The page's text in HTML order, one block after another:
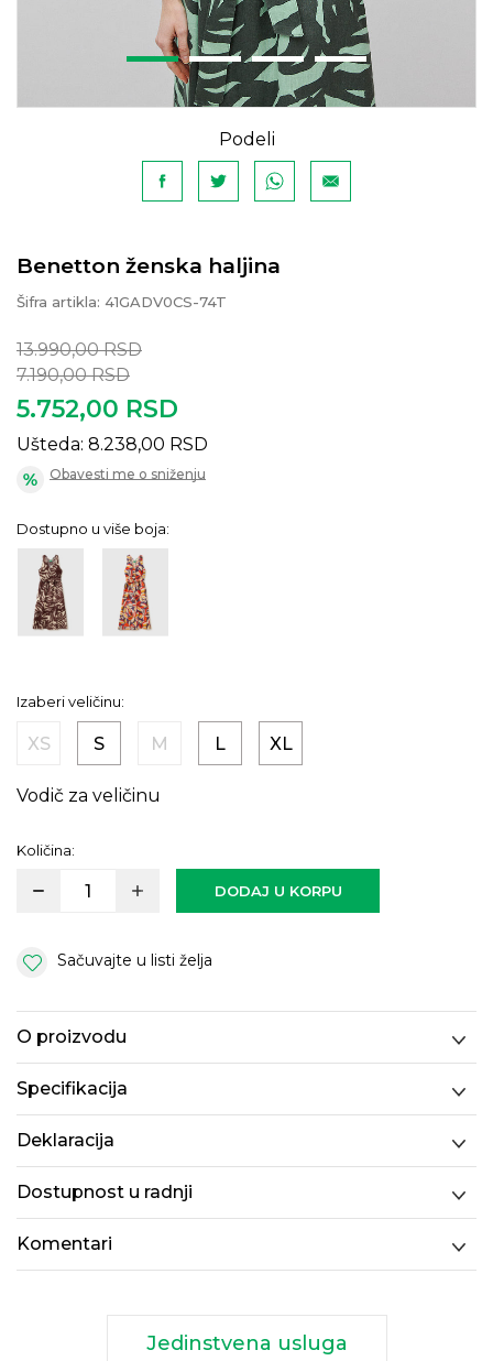
Podeli
Benetton ženska haljina
Šifra artikla: 41GADV0CS-74T
13.990,00 RSD
7.190,00 RSD
5.752,00 RSD
Ušteda: 8.238,00 RSD
Obavesti me o sniženju
Dostupno u više boja:
Izaberi veličinu:
XS S M L XL
Vodič za veličinu
Količina:
DODAJ U KORPU
Sačuvajte u listi želja
O proizvodu
Specifikacija
Deklaracija
Dostupnost u radnji
Komentari
Jedinstvena usluga